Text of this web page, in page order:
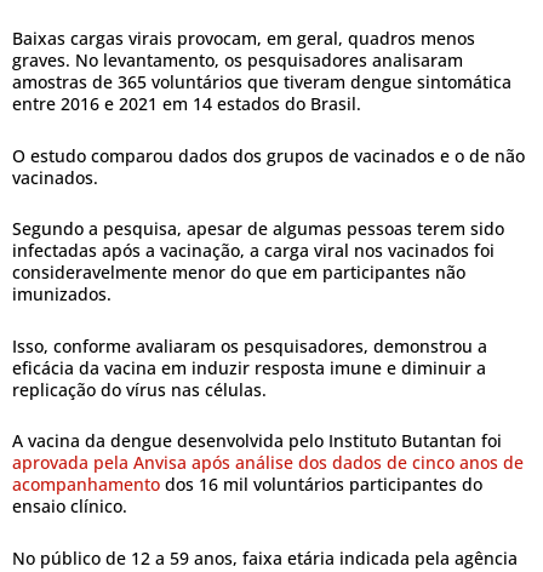
Baixas cargas virais provocam, em geral, quadros menos
graves. No levantamento, os pesquisadores analisaram
amostras de 365 voluntários que tiveram dengue sintomática
entre 2016 e 2021 em 14 estados do Brasil.
O estudo comparou dados dos grupos de vacinados e o de não
vacinados.
Segundo a pesquisa, apesar de algumas pessoas terem sido
infectadas após a vacinação, a carga viral nos vacinados foi
consideravelmente menor do que em participantes não
imunizados.
Isso, conforme avaliaram os pesquisadores, demonstrou a
eficácia da vacina em induzir resposta imune e diminuir a
replicação do vírus nas células.
A vacina da dengue desenvolvida pelo Instituto Butantan foi
aprovada pela Anvisa após análise dos dados de cinco anos de
acompanhamento dos 16 mil voluntários participantes do
ensaio clínico.
No público de 12 a 59 anos, faixa etária indicada pela agência